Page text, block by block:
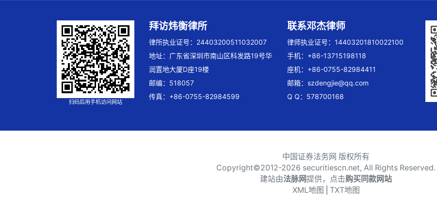
扫码后用手机访问网站
拜访炜衡律所
律所执业证号：24403200511032007
地址：广东省深圳市南山区科发路19号华
润置地大厦D座19楼
邮编：518057
传真：+86-0755-82984599
联系邓杰律师
律师执业证号：14403201810022100
手机：+86-13715198118
座机：+86-0755-82984411
邮箱： szdengjie@qq.com
Q Q：578700168
中国证券法务网 版权所有
Copyright©2012-2026 securitiescn.net, All Rights Reserved.
建站由法脉网提供，点击购买同款网站
XML地图 TXT地图